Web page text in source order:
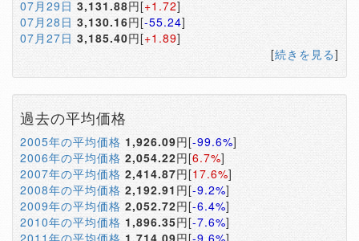
07月29日 3,131.88円[+1.72]
07月28日 3,130.16円[-55.24]
07月27日 3,185.40円[+1.89]
[続きを見る]
過去の平均価格
2005年の平均価格 1,926.09円[-99.6%]
2006年の平均価格 2,054.22円[6.7%]
2007年の平均価格 2,414.87円[17.6%]
2008年の平均価格 2,192.91 円[-9.2%]
2009年の平均価格 2,052.72円[-6.4%]
2010年の平均価格 1,896.35円[-7.6%]
2011年の平均価格 1,714.09円[-9.6%]